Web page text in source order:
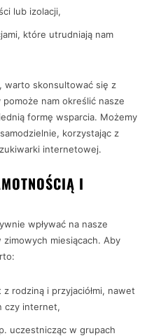
lub izolacji,
które utrudniają nam
warto skonsultować się z
nam określić nasze
formę wsparcia. Możemy
korzystając z
internetowej.
I
wpływać na nasze
zimowych miesiącach. Aby
rodziną i przyjaciółmi, nawet
czy internet,
uczestnicząc w grupach